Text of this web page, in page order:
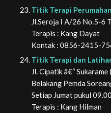
Titik Terapi
Jl.Seroja I A/26 No.5-6
Terapis : Kang Dayat
Kontak : 0856-2415-
Titik Terapi dan
Jl. Cipatik â€“ Sukarame
Belakang Pemda
Setiap Jumat pukul
Terapis : Kang Hilman